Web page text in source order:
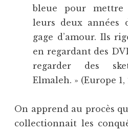
bleue pour
leurs deux années
gage d’amour. Ils
en regardant des
regarder des
Elmaleh. » (Europe 1,
On apprend au procès
collectionnait les